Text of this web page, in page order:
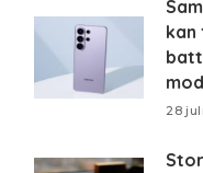
28